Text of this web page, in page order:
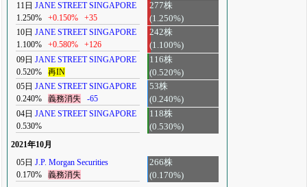
11日 JANE STREET SINGAPORE
1.250%
+0.150% +35
277株
(1.250%)
10日 JANE STREET SINGAPORE
1.100%
+0.580% +126
242株
(1.100%)
09日 JANE STREET SINGAPORE
0.520%
再IN
116株
(0.520%)
05日 JANE STREET SINGAPORE
0.240%
義務消失 -65
53株
(0.240%)
04日 JANE STREET SINGAPORE
0.530%
118株
(0.530%)
2021年10月
05日 J.P. Morgan Securities
0.170%
義務消失
266株
(0.170%)